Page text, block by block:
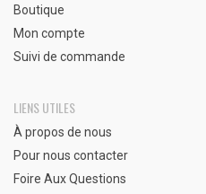
Boutique
Mon compte
Suivi de commande
LIENS UTILES
À propos de nous
Pour nous contacter
Foire Aux Questions